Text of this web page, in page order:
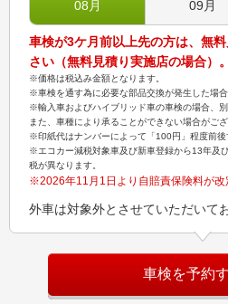
08 月
09 月
車検が3ケ月前以上先の方は、無
さい（無料見積り実施店の場合）。
※価格は税込み金額となります。
※車検を通す為に必要な部品交換が発生した場合
※輸入車およびハイブリッド車の車検の場合、
また、車種により承ることができない場合がござ
※印紙代はナンバーによって「100円」程度前後
※エコカー減税対象車及び新車登録から13年及
税が異なります。
※2026年11月1日より自賠責保険料が改
外車は対象外とさせていただいて
車検を予約